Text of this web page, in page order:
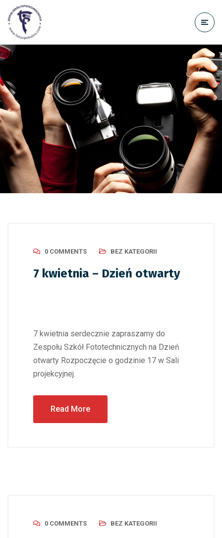
treści
0 COMMENTS BEZ KATEGORII
7 kwietnia – Dzień otwarty
7 kwietnia serdecznie zapraszamy do
Zespołu Szkół Fototechnicznych na Dzień
otwarty Rozpoczęcie o godzinie 17 w Sali
projekcyjnej.
Read More
0 COMMENTS BEZ KATEGORII